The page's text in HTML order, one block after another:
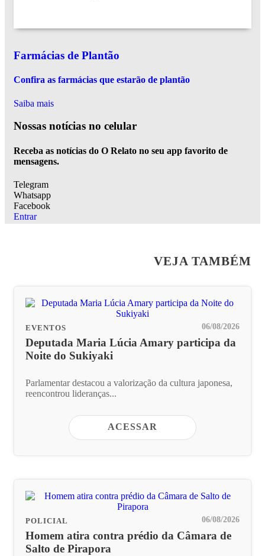
Farmácias de Plantão
Confira as farmácias que estarão de plantão
Saiba mais
Nossas notícias no celular
Receba as notícias do O Relato no seu app favorito de
mensagens.
Telegram
Whatsapp
Facebook
Entrar
VEJA TAMBÉM
EVENTOS 06/08/2026
Deputada Maria Lúcia Amary participa da
Noite do Sukiyaki
Parlamentar destacou a valorização da cultura japonesa,
reencontrou lideranças...
ACESSAR
POLICIAL 06/08/2026
Homem atira contra prédio da Câmara de
Salto de Pirapora